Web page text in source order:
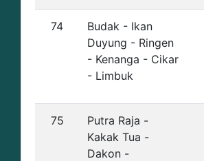
74
Budak - Ikan
Duyung - Ringen
- Kenanga - Cikar
- Limbuk
75
Putra Raja -
Kakak Tua -
Dakon -